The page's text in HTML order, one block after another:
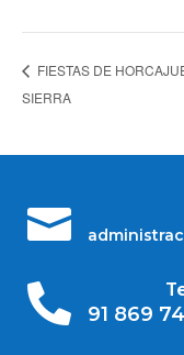
FIESTAS DE
SIERRA


91 869